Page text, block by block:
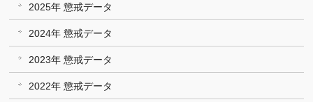
2025年 懲戒データ
2024年 懲戒データ
2023年 懲戒データ
2022年 懲戒データ